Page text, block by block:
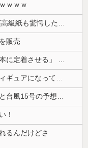
ｗｗｗ
海外「日本人はなんて気高いんだ！」 英高級紙も驚愕した極限の中の日本人の姿に世界が衝撃
販売
高市総理「物価上昇を上回る賃上げを日本に定着させる」 →国家公務員月給3.51％増へ 人事院の勧告を受け
【画像】あの人気ポケモン、エッチなフィギュアになってしまう
「近年稀に見るどころの話じゃないぞ」と台風15号の予想進路に困惑する人が多数、偏西風が全く通用していないんだけど……
！
るんだけどさ